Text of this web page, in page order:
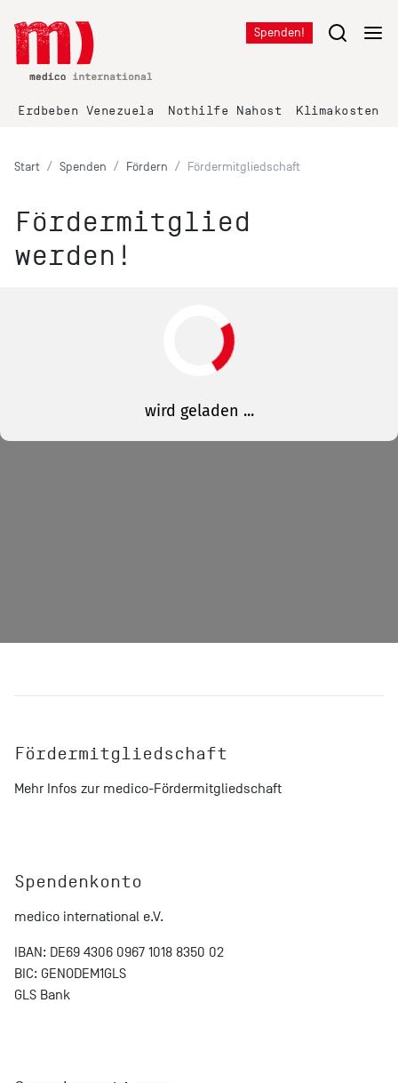
Spenden!
Erdbeben Venezuela Nothilfe Nahost Klimakosten
Start Spenden Fördern Fördermitgliedschaft
Fördermitglied
werden!
Fördermitgliedschaft
Mehr Infos zur medico-Fördermitgliedschaft
Spendenkonto
medico international e.V.
IBAN: DE69 4306 0967 1018 8350 02
BIC: GENODEM1GLS
GLS Bank